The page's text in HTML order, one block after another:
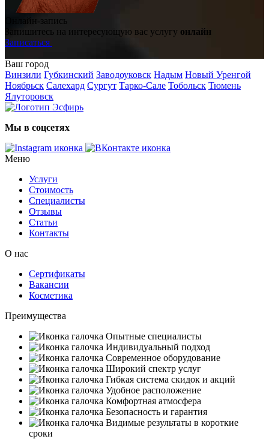
Онлайн-запись
Запишитесь на интересующую вас услугу онлайн
Записаться
Ваш город
Винзили Губкинский Заводоуковск Надым Новый Уренгой
Ноябрьск Салехард Сургут Тарко-Сале Тобольск Тюмень
Ялуторовск
Мы в соцсетях
Меню
Услуги
Стоимость
Специалисты
Отзывы
Статьи
Контакты
О нас
Сертификаты
Вакансии
Косметика
Преимущества
Опытные специалисты
Индивидуальный подход
Современное оборудование
Широкий спектр услуг
Гибкая система скидок и акций
Удобное расположение
Комфортная атмосфера
Безопасность и гарантия
Видимые результаты в короткие
сроки